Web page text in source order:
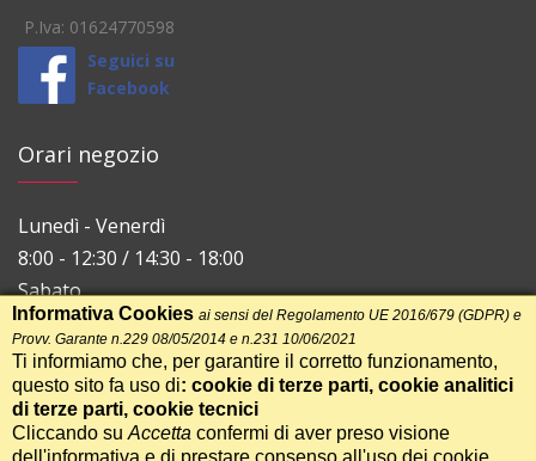
P.Iva: 01624770598
Seguici su
Facebook
Orari negozio
Lunedì - Venerdì
8:00 - 12:30 / 14:30 - 18:00
Sabato
8:00 - 12:30
Informativa Cookies ai sensi del Regolamento UE 2016/679 (GDPR) e
Provv. Garante n.229 08/05/2014 e n.231 10/06/2021
Ti informiamo che, per garantire il corretto funzionamento,
questo sito fa uso di: cookie di terze parti, cookie analitici
di terze parti, cookie tecnici
Cliccando su Accetta confermi di aver preso visione
dell'informativa e di prestare consenso all'uso dei cookie.